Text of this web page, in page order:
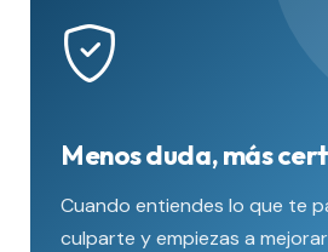
Menos duda, más
Cuando entiendes lo que te
culparte y empiezas a